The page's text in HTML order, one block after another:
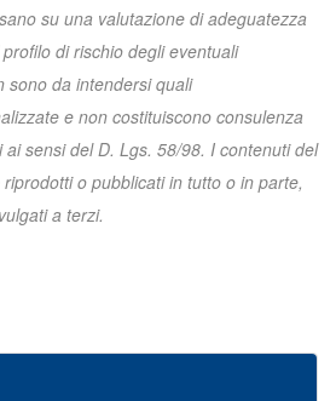
su una valutazione di adeguatezza
di rischio degli eventuali
sono da intendersi quali
e non costituiscono consulenza
sensi del D. Lgs. 58/98. I contenuti del
o pubblicati in tutto o in parte,
a terzi.